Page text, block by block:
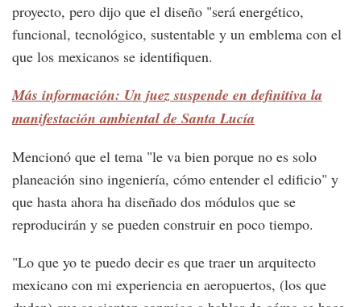
proyecto, pero dijo que el diseño "será energético,
funcional, tecnológico, sustentable y un emblema con el
que los mexicanos se identifiquen.
Más información: Un juez suspende en definitiva la
manifestación ambiental de Santa Lucía
Mencionó que el tema "le va bien porque no es solo
planeación sino ingeniería, cómo entender el edificio" y
que hasta ahora ha diseñado dos módulos que se
reproducirán y se pueden construir en poco tiempo.
"Lo que yo te puedo decir es que traer un arquitecto
mexicano con mi experiencia en aeropuertos, (los que